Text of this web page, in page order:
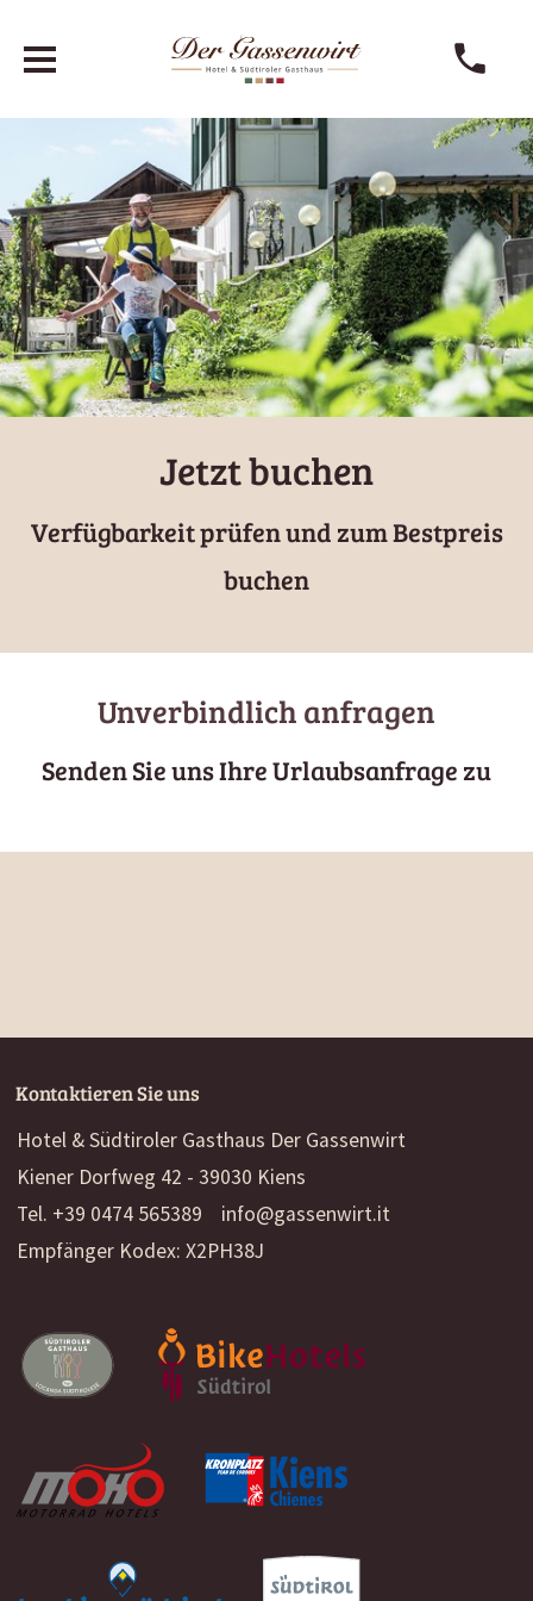
Jetzt buchen
Verfügbarkeit prüfen und zum Bestpreis
buchen
Unverbindlich anfragen
Senden Sie uns Ihre Urlaubsanfrage zu
Kontaktieren Sie uns
Hotel & Südtiroler Gasthaus Der Gassenwirt
Kiener Dorfweg 42 - 39030 Kiens
Tel. +39 0474 565389 info@gassenwirt.it
Empfänger Kodex: X2PH38J